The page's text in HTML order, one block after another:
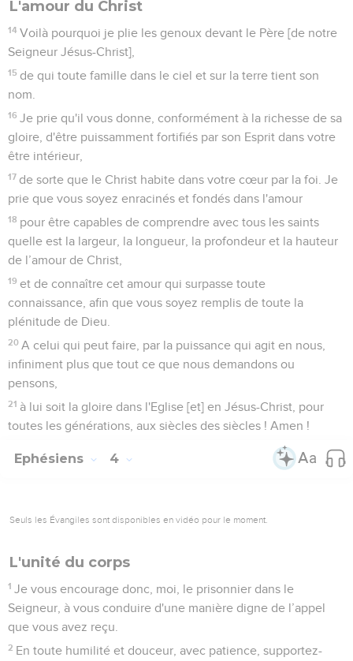
L'amour du Christ
14 Voilà pourquoi je plie les genoux devant le Père [de notre
Seigneur Jésus-Christ],
15 de qui toute famille dans le ciel et sur la terre tient son
nom.
16 Je prie qu'il vous donne, conformément à la richesse de sa
gloire, d'être puissamment fortifiés par son Esprit dans votre
être intérieur,
17 de sorte que le Christ habite dans votre cœur par la foi. Je
prie que vous soyez enracinés et fondés dans l'amour
18 pour être capables de comprendre avec tous les saints
quelle est la largeur, la longueur, la profondeur et la hauteur
de l’amour de Christ,
19 et de connaître cet amour qui surpasse toute
connaissance, afin que vous soyez remplis de toute la
plénitude de Dieu.
20 A celui qui peut faire, par la puissance qui agit en nous,
infiniment plus que tout ce que nous demandons ou
pensons,
21 à lui soit la gloire dans l'Eglise [et] en Jésus-Christ, pour
toutes les générations, aux siècles des siècles ! Amen !
Ephésiens 4
Seuls les Évangiles sont disponibles en vidéo pour le moment.
L'unité du corps
1 Je vous encourage donc, moi, le prisonnier dans le
Seigneur, à vous conduire d'une manière digne de l’appel
que vous avez reçu.
2 En toute humilité et douceur, avec patience, supportez-